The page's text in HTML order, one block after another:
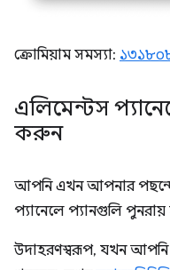
ক্রোমিয়াম সমস্যা:
এলিমেন্টস
করুন
আপনি এখন আপনার
প্যানেলে প্যানগুলি পুনরায়
উদাহরণস্বরূপ, যখন আপনি